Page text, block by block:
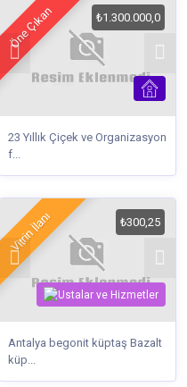
Öne Çıkan ₺1.300.000,0
23 Yıllık Çiçek ve Organizasyon
f...
Vitrin İlanı ₺300,25
Antalya begonit küptaş Bazalt
küp...